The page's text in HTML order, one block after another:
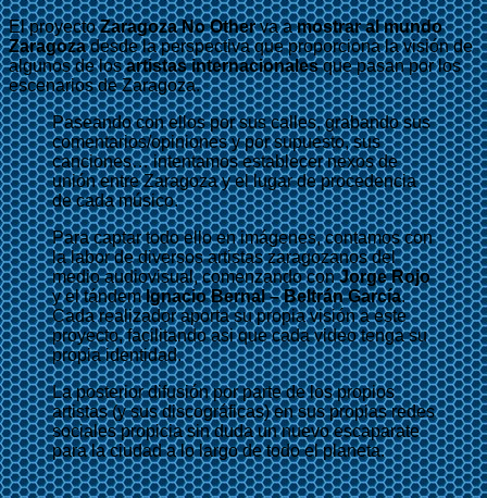
El proyectoZaragoza No Otherva amostrar al mundo
Zaragozadesde la perspectiva que proporciona la visión de
algunos de losartistas internacionalesque pasan por los
escenarios de Zaragoza.
Paseando con ellos por sus calles, grabando sus
comentarios/opiniones y por supuesto, sus
canciones… intentamos establecer nexos de
unión entre Zaragoza y el lugar de procedencia
de cada músico.
Para captar todo ello en imágenes, contamos con
la labor de diversos artistas zaragozanos del
medio audiovisual, comenzando conJorge Rojo
y el tándemIgnacio Bernal – Beltrán García.
Cada realizador aporta su propia visión a este
proyecto, facilitando asi que cada video tenga su
propia identidad.
La posterior difusión por parte de los propios
artistas (y sus discográficas) en sus propias redes
sociales propicia sin duda un nuevo escaparate
para la ciudad a lo largo de todo el planeta.